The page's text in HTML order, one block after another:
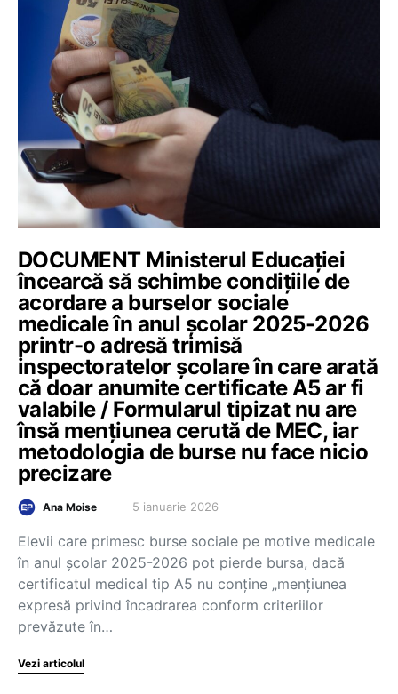
DOCUMENT Ministerul Educației
încearcă să schimbe condițiile de
acordare a burselor sociale
medicale în anul școlar 2025-2026
printr-o adresă trimisă
inspectoratelor școlare în care arată
că doar anumite certificate A5 ar fi
valabile / Formularul tipizat nu are
însă mențiunea cerută de MEC, iar
metodologia de burse nu face nicio
precizare
Ana Moise 5 ianuarie 2026
Elevii care primesc burse sociale pe motive medicale
în anul școlar 2025-2026 pot pierde bursa, dacă
certificatul medical tip A5 nu conține „mențiunea
expresă privind încadrarea conform criteriilor
prevăzute în…
Vezi articolul